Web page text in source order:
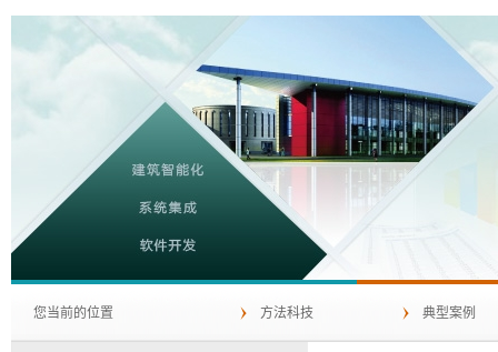
您当前的位置 方法科技 典型案例